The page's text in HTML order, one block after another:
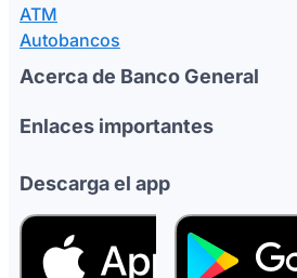
ATM
Autobancos
Acerca de Banco General
Enlaces importantes
Descarga el app